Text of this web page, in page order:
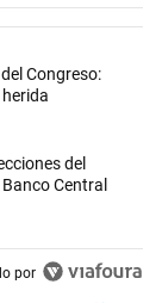
en los
sigue en los
Congreso:
cuáles son
del
Central
por